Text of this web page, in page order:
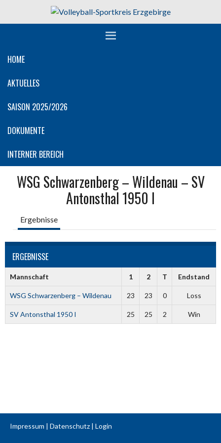
HOME
AKTUELLES
SAISON 2025/2026
DOKUMENTE
INTERNER BEREICH
WSG Schwarzenberg – Wildenau – SV
Antonsthal 1950 I
Ergebnisse
ERGEBNISSE
Mannschaft 1 2 T Endstand
WSG Schwarzenberg – Wildenau 23 23 0 Loss
SV Antonsthal 1950 I 25 25 2 Win
Impressum | Datenschutz | Login